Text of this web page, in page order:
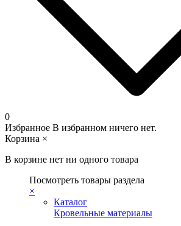
0
Избранное В избранном ничего нет.
Корзина ×
В корзине нет ни одного товара
Посмотреть товары раздела
×
Каталог
Кровельные материалы